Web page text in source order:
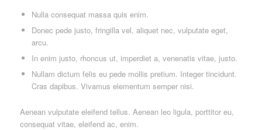
Nulla consequat massa quis enim.
Donec pede justo, fringilla vel, aliquet nec, vulputate eget,
arcu.
In enim justo, rhoncus ut, imperdiet a, venenatis vitae, justo.
Nullam dictum felis eu pede mollis pretium. Integer tincidunt.
Cras dapibus. Vivamus elementum semper nisi.
Aenean vulputate eleifend tellus. Aenean leo ligula, porttitor eu,
consequat vitae, eleifend ac, enim.